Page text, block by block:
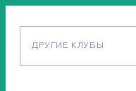
ДРУГИЕ КЛУБЫ